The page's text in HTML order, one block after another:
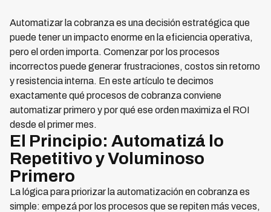
Automatizar la cobranza es una decisión estratégica que
puede tener un impacto enorme en la eficiencia operativa,
pero el orden importa. Comenzar por los procesos
incorrectos puede generar frustraciones, costos sin retorno
y resistencia interna. En este artículo te decimos
exactamente qué procesos de cobranza conviene
automatizar primero y por qué ese orden maximiza el ROI
desde el primer mes.
El Principio: Automatizá lo
Repetitivo y Voluminoso
Primero
La lógica para priorizar la automatización en cobranza es
simple: empezá por los procesos que se repiten más veces,